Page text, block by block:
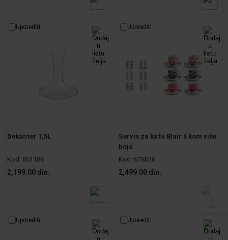
Uporediti
Dekanter 1,5L
Kod: 601186
2,199.00 din.
Uporediti
Servis za kafu Blair 6 kom više
boja
Kod: 678036
2,499.00 din.
Uporediti Uporediti